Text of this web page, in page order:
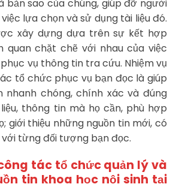
bản sao của chúng, giúp đỡ người
lựa chọn và sử dụng tài liệu đó.
xây dựng dựa trên sự kết hợp
quan chặt chẽ với nhau của việc
vụ thông tin tra cứu. Nhiệm vụ
tổ chức phục vụ bạn đọc là giúp
nhanh chóng, chính xác và đúng
thông tin mà họ cần, phù hợp
giới thiệu những nguồn tin mới, có
từng đối tượng bạn đọc.
tác tổ chức quản lý và
tin khoa học nội sinh tại